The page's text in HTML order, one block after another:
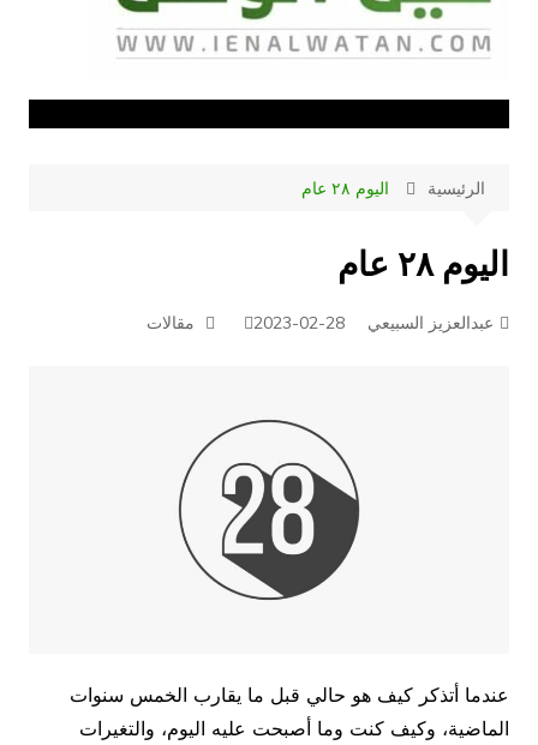
الرئيسية اليوم ٢٨ عام
اليوم ٢٨ عام
عبدالعزيز السبيعي 2023-02-28 مقالات
عندما أتذكر كيف هو حالي قبل ما يقارب الخمس سنوات
الماضية، وكيف كنت وما أصبحت عليه اليوم، والتغيرات